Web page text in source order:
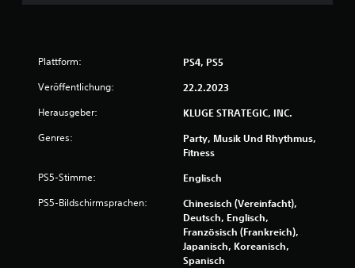
Plattform: PS4, PS5
Veröffentlichung: 22.2.2023
Herausgeber: KLUGE STRATEGIC, INC.
Genres:
Party, Musik Und Rhythmus,
Fitness
PS5-Stimme: Englisch
PS5-Bildschirmsprachen:
Chinesisch (Vereinfacht),
Deutsch, Englisch,
Französisch (Frankreich),
Japanisch, Koreanisch,
Spanisch